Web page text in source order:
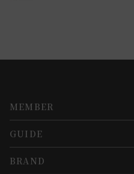
MEMBER
マイページ
新規会員登録
GUIDE
お買い物ガイド
BRAND